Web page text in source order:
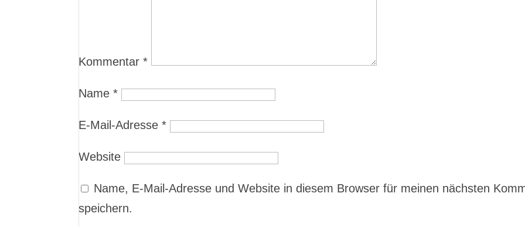
Kommentar*
Name*
E-Mail-Adresse*
Website
Name, E-Mail-Adresse und Website in diesem Browser für meinen nächsten
speichern.